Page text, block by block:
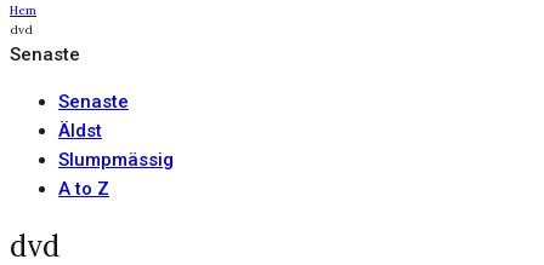
Hem
dvd
Senaste
Senaste
Äldst
Slumpmässig
A to Z
dvd